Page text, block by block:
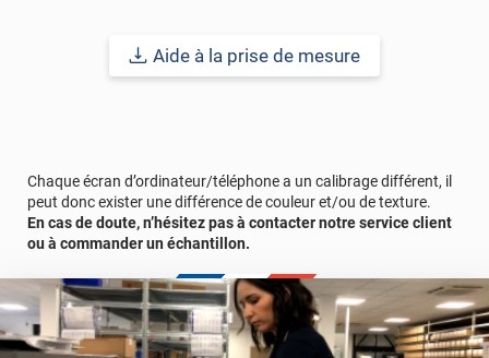
Durabilité du produit : 2 ans.
Aide à la prise de mesure
Chaque écran d’ordinateur/téléphone a un calibrage différent, il
peut donc exister une différence de couleur et/ou de texture.
En cas de doute, n’hésitez pas à contacter notre service client
ou à commander un échantillon.